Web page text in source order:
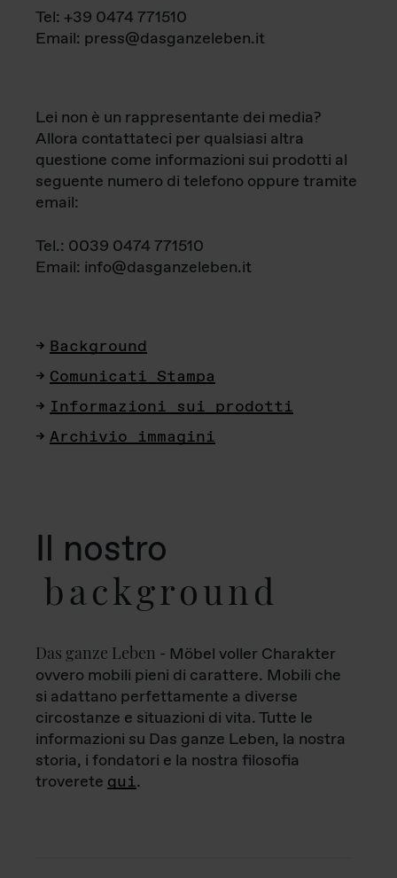
Tel: +39 0474 771510
Email: press@dasganzeleben.it
Lei non è un rappresentante dei media?
Allora contattateci per qualsiasi altra
questione come informazioni sui prodotti al
seguente numero di telefono oppure tramite
email:
Tel.: 0039 0474 771510
Email: info@dasganzeleben.it
Background
Comunicati Stampa
Informazioni sui prodotti
Archivio immagini
Il nostro
background
Das ganze Leben - Möbel voller Charakter
ovvero mobili pieni di carattere. Mobili che
si adattano perfettamente a diverse
circostanze e situazioni di vita. Tutte le
informazioni su Das ganze Leben, la nostra
storia, i fondatori e la nostra filosofia
troverete qui.